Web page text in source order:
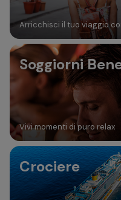
Arricchisci il tuo viaggio
Soggiorni
Vivi momenti di puro relax
Crociere